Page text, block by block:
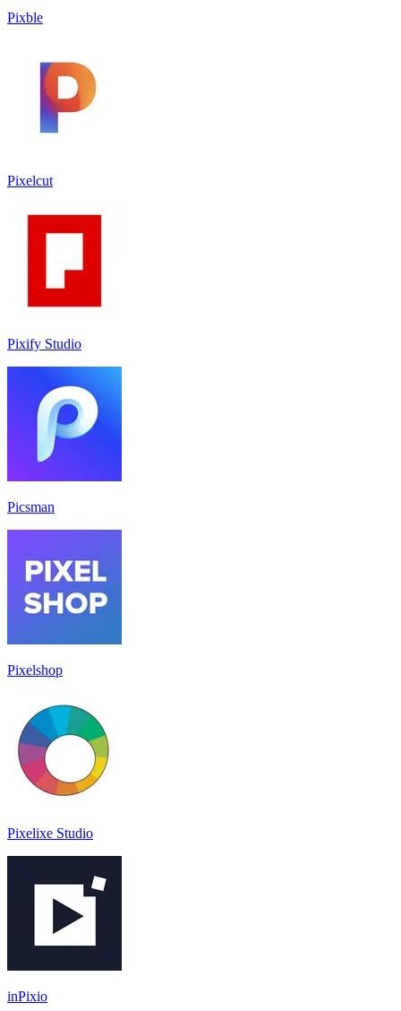
Pixble
Pixelcut
Pixify Studio
Picsman
Pixelshop
Pixelixe Studio
inPixio